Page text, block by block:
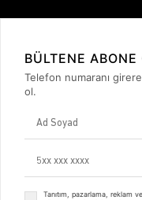
İletişim
Gizlilik ve Güvenlik
ETK Bilgilendirme Metni
Müşteri İlişkileri
Müşteri Destek
Kargo & Teslimat
BÜLTENE ABONE
Telefon numaranı
ol.
Tanıtım, pazarlama, reklam